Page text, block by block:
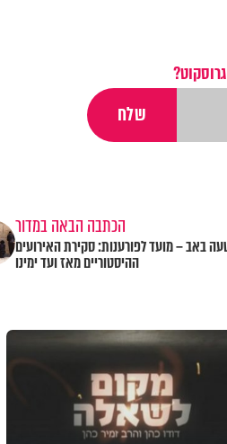
הכתבה הבאה במדור
באב – מועד לפורענות: סקירת האירועים
ההיסטוריים מאז ועד ימינו